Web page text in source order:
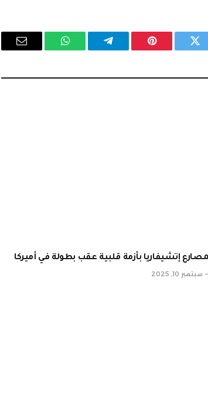
تويتر بينتيريستتيلقرام واتساب
البريد
إتشيفاريا بأزمة قلبية عقب بطولة في أميركا
سبتمبر 10, 2025